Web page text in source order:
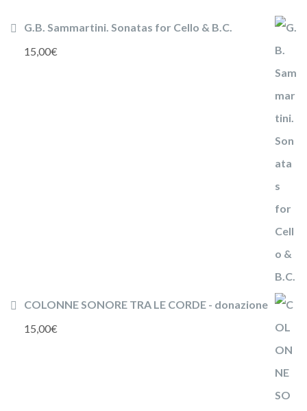
G.B. Sammartini. Sonatas for Cello & B.C.
15,00€
COLONNE SONORE TRA LE CORDE - donazione
15,00€